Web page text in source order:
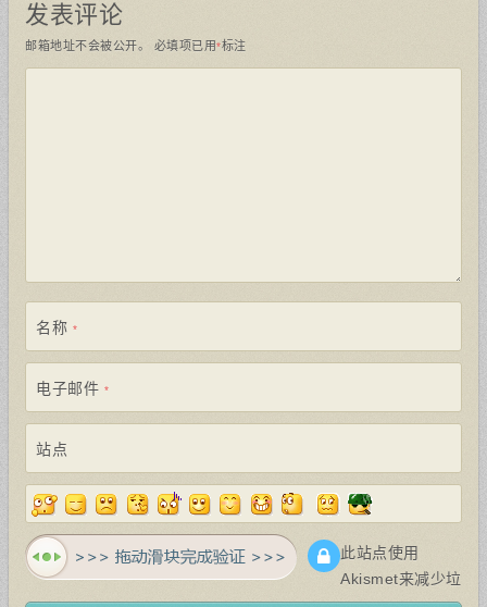
发表评论
邮箱地址不会被公开。 必填项已用*标注
名称 *
电子邮件 *
站点
此站点使用
Akismet来减少垃